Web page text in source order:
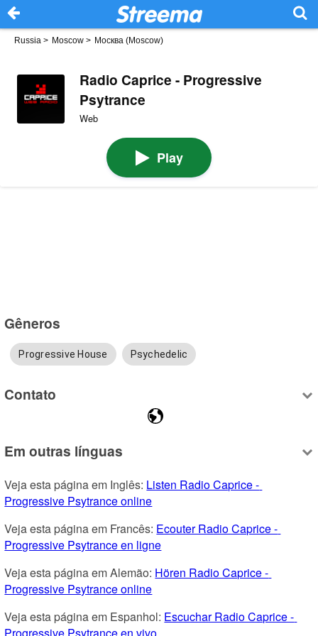
Russia > Moscow > Москва (Moscow)
Radio Caprice - Progressive
Psytrance
Web
Play
Gêneros
Progressive House Psychedelic
Contato
Em outras línguas
Veja esta página em Inglês: Listen Radio Caprice -
Progressive Psytrance online
Veja esta página em Francês: Ecouter Radio Caprice -
Progressive Psytrance en ligne
Veja esta página em Alemão: Hören Radio Caprice -
Progressive Psytrance online
Veja esta página em Espanhol: Escuchar Radio Caprice -
Progressive Psytrance en vivo